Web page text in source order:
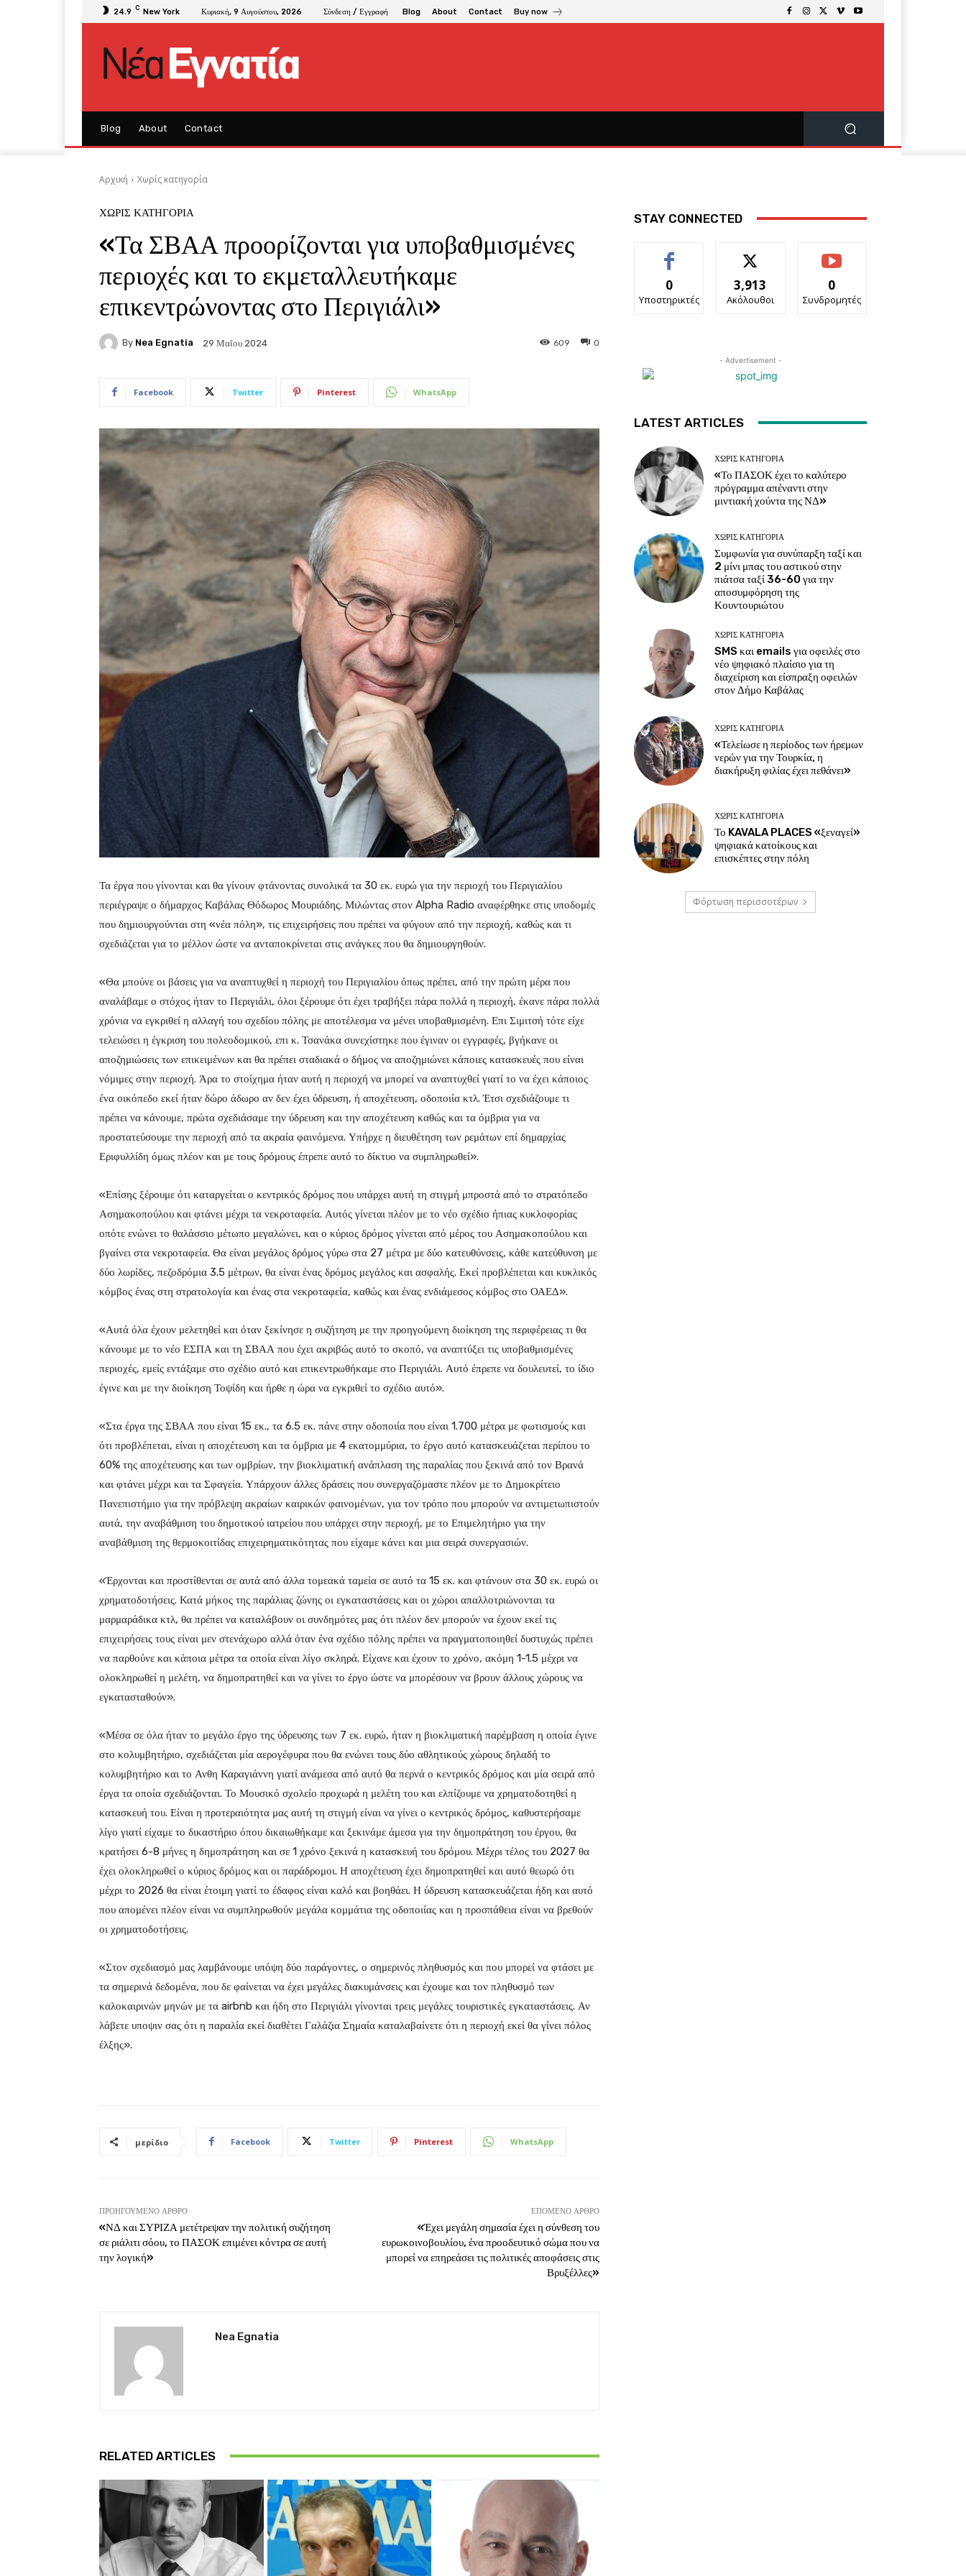
24.9 C New York Κυριακή, 9 Αυγούστου, 2026 Σύνδεση / Εγγραφή Blog About Contact Buy now
Blog About Contact
Αρχική Χωρίς κατηγορία
ΧΩΡΊΣ ΚΑΤΗΓΟΡΊΑ
«Τα ΣΒΑΑ προορίζονται για υποβαθμισμένες
περιοχές και το εκμεταλλευτήκαμε
επικεντρώνοντας στο Περιγιάλι»
By Nea Egnatia 29 Μαΐου 2024 0
609
Facebook Twitter Pinterest WhatsApp
Τα έργα που γίνονται και θα γίνουν φτάνοντας συνολικά τα 30 εκ. ευρώ για την περιοχή του Περιγιαλίου
περιέγραψε ο δήμαρχος Καβάλας Θόδωρος Μουριάδης. Μιλώντας στον Alpha Radio αναφέρθηκε στις υποδομές
που δημιουργούνται στη «νέα πόλη», τις επιχειρήσεις που πρέπει να φύγουν από την περιοχή, καθώς και τι
σχεδιάζεται για το μέλλον ώστε να ανταποκρίνεται στις ανάγκες που θα δημιουργηθούν.
«Θα μπούνε οι βάσεις για να αναπτυχθεί η περιοχή του Περιγιαλίου όπως πρέπει, από την πρώτη μέρα που
αναλάβαμε ο στόχος ήταν το Περιγιάλι, όλοι ξέρουμε ότι έχει τραβήξει πάρα πολλά η περιοχή, έκανε πάρα πολλά
χρόνια να εγκριθεί η αλλαγή του σχεδίου πόλης με αποτέλεσμα να μένει υποβαθμισμένη. Επι Σιμιτσή τότε είχε
τελειώσει η έγκριση του πολεοδομικού, επι κ. Τσανάκα συνεχίστηκε που έγιναν οι εγγραφές, βγήκανε οι
αποζημιώσεις των επικειμένων και θα πρέπει σταδιακά ο δήμος να αποζημιώνει κάποιες κατασκευές που είναι
νόμιμες στην περιοχή. Άρα το στοίχημα ήταν αυτή η περιοχή να μπορεί να αναπτυχθεί γιατί το να έχει κάποιος
ένα οικόπεδο εκεί ήταν δώρο άδωρο αν δεν έχει ύδρευση, ή αποχέτευση, οδοποιία κτλ. Έτσι σχεδιάζουμε τι
πρέπει να κάνουμε, πρώτα σχεδιάσαμε την ύδρευση και την αποχέτευση καθώς και τα όμβρια για να
προστατεύσουμε την περιοχή από τα ακραία φαινόμενα. Υπήρχε η διευθέτηση των ρεμάτων επί δημαρχίας
Εριφυλλίδη όμως πλέον και με τους δρόμους έπρεπε αυτό το δίκτυο να συμπληρωθεί».
«Επίσης ξέρουμε ότι καταργείται ο κεντρικός δρόμος που υπάρχει αυτή τη στιγμή μπροστά από το στρατόπεδο
Ασημακοπούλου και φτάνει μέχρι τα νεκροταφεία. Αυτός γίνεται πλέον με το νέο σχέδιο ήπιας κυκλοφορίας
οπότε ενώνει το θαλάσσιο μέτωπο μεγαλώνει, και ο κύριος δρόμος γίνεται από μέρος του Ασημακοπούλου και
βγαίνει στα νεκροταφεία. Θα είναι μεγάλος δρόμος γύρω στα 27 μέτρα με δύο κατευθύνσεις, κάθε κατεύθυνση με
δύο λωρίδες, πεζοδρόμια 3.5 μέτρων, θα είναι ένας δρόμος μεγάλος και ασφαλής. Εκεί προβλέπεται και κυκλικός
κόμβος ένας στη στρατολογία και ένας στα νεκροταφεία, καθώς και ένας ενδιάμεσος κόμβος στο ΟΑΕΔ».
«Αυτά όλα έχουν μελετηθεί και όταν ξεκίνησε η συζήτηση με την προηγούμενη διοίκηση της περιφέρειας τι θα
κάνουμε με το νέο ΕΣΠΑ και τη ΣΒΑΑ που έχει ακριβώς αυτό το σκοπό, να αναπτύξει τις υποβαθμισμένες
περιοχές, εμείς εντάξαμε στο σχέδιο αυτό και επικεντρωθήκαμε στο Περιγιάλι. Αυτό έπρεπε να δουλευτεί, το ίδιο
έγινε και με την διοίκηση Τοψίδη και ήρθε η ώρα να εγκριθεί το σχέδιο αυτό».
«Στα έργα της ΣΒΑΑ που είναι 15 εκ., τα 6.5 εκ. πάνε στην οδοποιία που είναι 1.700 μέτρα με φωτισμούς και
ότι προβλέπεται, είναι η αποχέτευση και τα όμβρια με 4 εκατομμύρια, το έργο αυτό κατασκευάζεται περίπου το
60% της αποχέτευσης και των ομβρίων, την βιοκλιματική ανάπλαση της παραλίας που ξεκινά από τον Βρανά
και φτάνει μέχρι και τα Σφαγεία. Υπάρχουν άλλες δράσεις που συνεργαζόμαστε πλέον με το Δημοκρίτειο
Πανεπιστήμιο για την πρόβλεψη ακραίων καιρικών φαινομένων, για τον τρόπο που μπορούν να αντιμετωπιστούν
αυτά, την αναβάθμιση του δημοτικού ιατρείου που υπάρχει στην περιοχή, με το Επιμελητήριο για την
αναβάθμιση της θερμοκοιτίδας επιχειρηματικότητας που είχαμε κάνει και μια σειρά συνεργασιών.
«Έρχονται και προστίθενται σε αυτά από άλλα τομεακά ταμεία σε αυτό τα 15 εκ. και φτάνουν στα 30 εκ. ευρώ οι
χρηματοδοτήσεις. Κατά μήκος της παράλιας ζώνης οι εγκαταστάσεις και οι χώροι απαλλοτριώνονται τα
μαρμαράδικα κτλ, θα πρέπει να καταλάβουν οι συνδημότες μας ότι πλέον δεν μπορούν να έχουν εκεί τις
επιχειρήσεις τους είναι μεν στενάχωρο αλλά όταν ένα σχέδιο πόλης πρέπει να πραγματοποιηθεί δυστυχώς πρέπει
να παρθούνε και κάποια μέτρα τα οποία είναι λίγο σκληρά. Είχανε και έχουν το χρόνο, ακόμη 1-1.5 μέχρι να
ολοκληρωθεί η μελέτη, να δημοπρατηθεί και να γίνει το έργο ώστε να μπορέσουν να βρουν άλλους χώρους να
εγκατασταθούν».
«Μέσα σε όλα ήταν το μεγάλο έργο της ύδρευσης των 7 εκ. ευρώ, ήταν η βιοκλιματική παρέμβαση η οποία έγινε
στο κολυμβητήριο, σχεδιάζεται μία αερογέφυρα που θα ενώνει τους δύο αθλητικούς χώρους δηλαδή το
κολυμβητήριο και το Ανθη Καραγιάννη γιατί ανάμεσα από αυτό θα περνά ο κεντρικός δρόμος και μία σειρά από
έργα τα οποία σχεδιάζονται. Το Μουσικό σχολείο προχωρά η μελέτη του και ελπίζουμε να χρηματοδοτηθεί η
κατασκευή του. Είναι η προτεραιότητα μας αυτή τη στιγμή είναι να γίνει ο κεντρικός δρόμος, καθυστερήσαμε
λίγο γιατί είχαμε το δικαστήριο όπου δικαιωθήκαμε και ξεκινάμε άμεσα για την δημοπράτηση του έργου, θα
κρατήσει 6-8 μήνες η δημοπράτηση και σε 1 χρόνο ξεκινά η κατασκευή του δρόμου. Μέχρι τέλος του 2027 θα
έχει ολοκληρωθεί ο κύριος δρόμος και οι παράδρομοι. Η αποχέτευση έχει δημοπρατηθεί και αυτό θεωρώ ότι
μέχρι το 2026 θα είναι έτοιμη γιατί το έδαφος είναι καλό και βοηθάει. Η ύδρευση κατασκευάζεται ήδη και αυτό
που απομένει πλέον είναι να συμπληρωθούν μεγάλα κομμάτια της οδοποιίας και η προσπάθεια είναι να βρεθούν
οι χρηματοδοτήσεις.
«Στον σχεδιασμό μας λαμβάνουμε υπόψη δύο παράγοντες, ο σημερινός πληθυσμός και που μπορεί να φτάσει με
τα σημερινά δεδομένα, που δε φαίνεται να έχει μεγάλες διακυμάνσεις και έχουμε και τον πληθυσμό των
καλοκαιρινών μηνών με τα airbnb και ήδη στο Περιγιάλι γίνονται τρεις μεγάλες τουριστικές εγκαταστάσεις. Αν
λάβετε υποψιν σας ότι η παραλία εκεί διαθέτει Γαλάζια Σημαία καταλαβαίνετε ότι η περιοχή εκεί θα γίνει πόλος
έλξης».
μερίδιο Facebook Twitter Pinterest WhatsApp
ΠΡΟΗΓΟΎΜΕΝΟ ΆΡΘΡΟ
«ΝΔ και ΣΥΡΙΖΑ μετέτρεψαν την πολιτική συζήτηση
σε ριάλιτι σόου, το ΠΑΣΟΚ επιμένει κόντρα σε αυτή
την λογική»
ΕΠΌΜΕΝΟ ΆΡΘΡΟ
«Έχει μεγάλη σημασία έχει η σύνθεση του
ευρωκοινοβουλίου, ένα προοδευτικό σώμα που να
μπορεί να επηρεάσει τις πολιτικές αποφάσεις στις
Βρυξέλλες»
Nea Egnatia
RELATED ARTICLES
STAY CONNECTED
0
Υποστηρικτές
3,913
Ακόλουθοι
0
Συνδρομητές
- Advertisement -
LATEST ARTICLES
ΧΩΡΊΣ ΚΑΤΗΓΟΡΊΑ
«Το ΠΑΣΟΚ έχει το καλύτερο
πρόγραμμα απέναντι στην
μιντιακή χούντα της ΝΔ»
ΧΩΡΊΣ ΚΑΤΗΓΟΡΊΑ
Συμφωνία για συνύπαρξη ταξί και
2 μίνι μπας του αστικού στην
πιάτσα ταξί 36-60 για την
αποσυμφόρηση της
Κουντουριώτου
ΧΩΡΊΣ ΚΑΤΗΓΟΡΊΑ
SMS και emails για οφειλές στο
νέο ψηφιακό πλαίσιο για τη
διαχείριση και είσπραξη οφειλών
στον Δήμο Καβάλας
ΧΩΡΊΣ ΚΑΤΗΓΟΡΊΑ
«Τελείωσε η περίοδος των ήρεμων
νερών για την Τουρκία, η
διακήρυξη φιλίας έχει πεθάνει»
ΧΩΡΊΣ ΚΑΤΗΓΟΡΊΑ
Το KAVALA PLACES «ξεναγεί»
ψηφιακά κατοίκους και
επισκέπτες στην πόλη
Φόρτωση περισσοτέρων